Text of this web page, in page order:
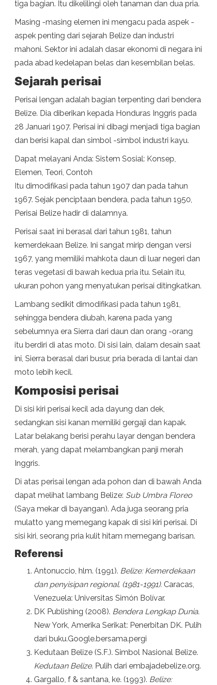
tiga bagian. Itu dikelilingi oleh tanaman dan dua pria.
Masing -masing elemen ini mengacu pada aspek -
aspek penting dari sejarah Belize dan industri
mahoni. Sektor ini adalah dasar ekonomi di negara ini
pada abad kedelapan belas dan kesembilan belas.
Sejarah perisai
Perisai lengan adalah bagian terpenting dari bendera
Belize. Dia diberikan kepada Honduras Inggris pada
28 Januari 1907. Perisai ini dibagi menjadi tiga bagian
dan berisi kapal dan simbol -simbol industri kayu.
Dapat melayani Anda: Sistem Sosial: Konsep,
Elemen, Teori, Contoh
Itu dimodifikasi pada tahun 1907 dan pada tahun
1967. Sejak penciptaan bendera, pada tahun 1950,
Perisai Belize hadir di dalamnya.
Perisai saat ini berasal dari tahun 1981, tahun
kemerdekaan Belize. Ini sangat mirip dengan versi
1967, yang memiliki mahkota daun di luar negeri dan
teras vegetasi di bawah kedua pria itu. Selain itu,
ukuran pohon yang menyatukan perisai ditingkatkan.
Lambang sedikit dimodifikasi pada tahun 1981,
sehingga bendera diubah, karena pada yang
sebelumnya era Sierra dari daun dan orang -orang
itu berdiri di atas moto. Di sisi lain, dalam desain saat
ini, Sierra berasal dari busur, pria berada di lantai dan
moto lebih kecil.
Komposisi perisai
Di sisi kiri perisai kecil ada dayung dan dek,
sedangkan sisi kanan memiliki gergaji dan kapak.
Latar belakang berisi perahu layar dengan bendera
merah, yang dapat melambangkan panji merah
Inggris.
Di atas perisai lengan ada pohon dan di bawah Anda
dapat melihat lambang Belize: Sub Umbra Floreo
(Saya mekar di bayangan). Ada juga seorang pria
mulatto yang memegang kapak di sisi kiri perisai. Di
sisi kiri, seorang pria kulit hitam memegang barisan.
Referensi
Antonuccio, hlm. (1991). Belize: Kemerdekaan
dan penyisipan regional. (1981-1991). Caracas,
Venezuela: Universitas Simón Bolívar.
DK Publishing (2008). Bendera Lengkap Dunia.
New York, Amerika Serikat: Penerbitan DK. Pulih
dari buku.Google.bersama.pergi
Kedutaan Belize (S.F.). Simbol Nasional Belize.
Kedutaan Belize. Pulih dari embajadebelize.org.
Gargallo, f & santana, ke. (1993). Belize: